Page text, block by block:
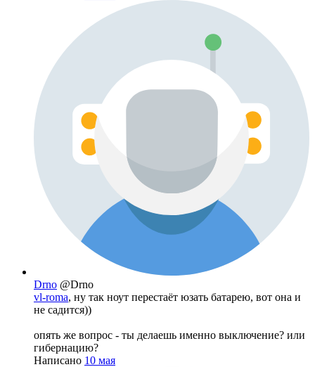
Drno @Drno
vl-roma, ну так ноут перестаёт юзать батарею, вот она и
не садится))
опять же вопрос - ты делаешь именно выключение? или
гибернацию?
Написано 10 мая